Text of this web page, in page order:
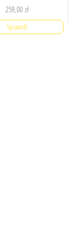
259,00 zł
Sprawdź